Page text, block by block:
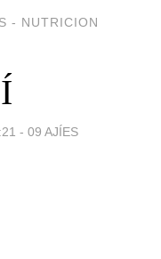
- NUTRICION
- 09 AJÍES